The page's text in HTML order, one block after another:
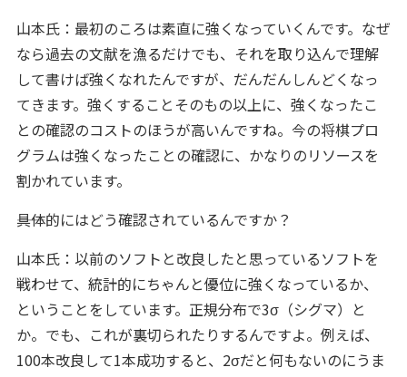
山本氏：最初のころは素直に強くなっていくんです。なぜ
なら過去の文献を漁るだけでも、それを取り込んで理解
して書けば強くなれたんですが、だんだんしんどくなっ
てきます。強くすることそのもの以上に、強くなったこ
との確認のコストのほうが高いんですね。今の将棋プロ
グラムは強くなったことの確認に、かなりのリソースを
割かれています。
――具体的にはどう確認されているんですか？
山本氏：以前のソフトと改良したと思っているソフトを
戦わせて、統計的にちゃんと優位に強くなっているか、
ということをしています。正規分布で3σ（シグマ）と
か。でも、これが裏切られたりするんですよ。例えば、
100本改良して1本成功すると、2σだと何もないのにうま